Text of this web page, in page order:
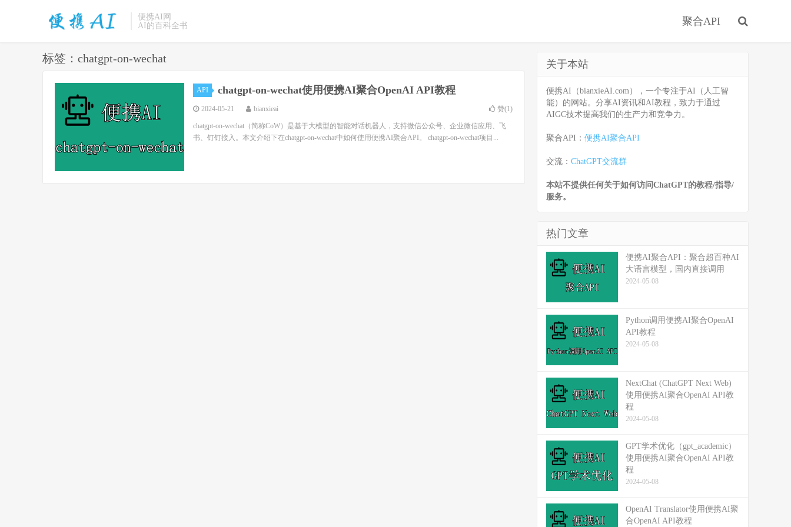
便携AI网
AI的百科全书
聚合API
标签：chatgpt-on-wechat
API chatgpt-on-wechat使用便携AI聚合OpenAI API教程
2024-05-21 bianxieai 赞(1)
chatgpt-on-wechat（简称CoW）是基于大模型的智能对话机器人，支持微信公众号、企业微信应用、飞
书、钉钉接入。本文介绍下在chatgpt-on-wechat中如何使用便携AI聚合API。 chatgpt-on-wechat项目...
关于本站
便携AI（bianxieAI.com），一个专注于AI（人工智
能）的网站。分享AI资讯和AI教程，致力于通过
AIGC技术提高我们的生产力和竞争力。
聚合API： 便携AI聚合API
交流： ChatGPT交流群
本站不提供任何关于如何访问ChatGPT的教程/指导/
服务。
热门文章
便携AI聚合API：聚合超百种AI
大语言模型，国内直接调用
2024-05-08
Python调用便携AI聚合OpenAI
API教程
2024-05-08
NextChat (ChatGPT Next Web)
使用便携AI聚合OpenAI API教
程
2024-05-08
GPT学术优化（gpt_academic）
使用便携AI聚合OpenAI API教
程
2024-05-08
OpenAI Translator使用便携AI聚
合OpenAI API教程